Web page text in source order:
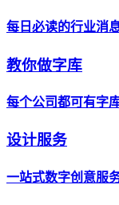
每日必读的行业消
教你做字库
每个公司都可有字
设计服务
一站式数字创意服